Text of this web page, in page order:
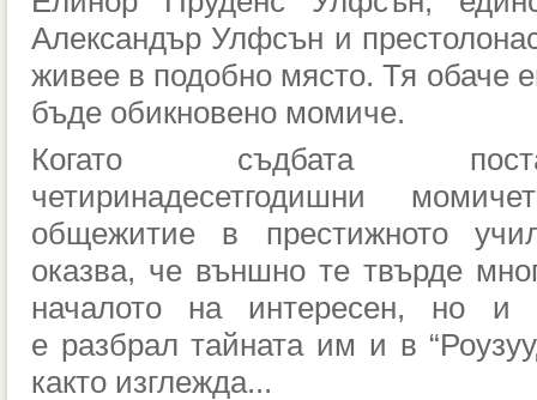
Александър Улфсън и
живее в подобно място. Тя обаче е
бъде обикновено момиче.
Когато съдбата
четиринадесетгодишни
общежитие в престижното
оказва, че външно те твърде
началото на интересен, но и
е разбрал тайната им и в
както изглежда...